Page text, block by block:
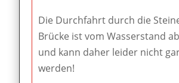
Die Durchfahrt durch die
Brücke ist vom Wasserstand
und kann daher leider nicht
werden!